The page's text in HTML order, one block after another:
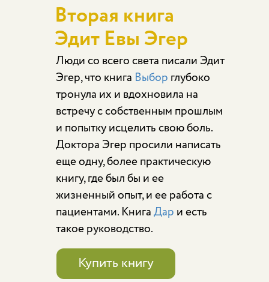
Люди со всего света писали Эдит
Эгер, что книга Выбор глубоко
тронула их и вдохновила на
встречу с собственным прошлым
и попытку исцелить свою боль.
Доктора Эгер просили написать
еще одну, более практическую
книгу, где был бы и ее
жизненный опыт, и ее работа с
пациентами. КнигаДар и есть
такое руководство.
Вторая книга
Эдит Евы Эгер
Купить книгу